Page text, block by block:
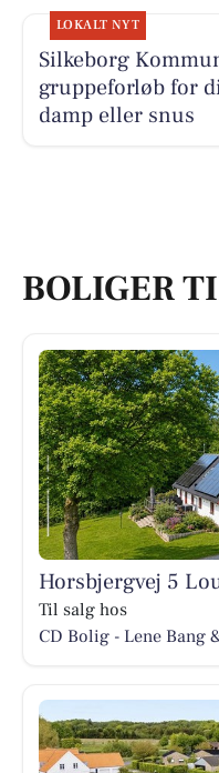
LOKALT NYT
Silkeborg
gruppeforløb for
damp eller snus
BOLIGER
Horsbjergvej 5
Til salg hos
CD Bolig - Lene Bang